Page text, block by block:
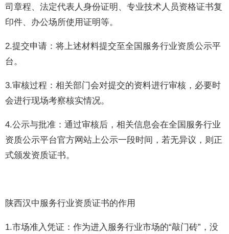
司章程、法定代表人身份证明、专业技术人员资格证书复
印件、办公场所使用证明等。
2.提交申请：将上述材料提交至全国服务行业资质公示平
台。
3.审核过程：相关部门会对提交的资料进行审核，必要时
会进行现场考察核实情况。
4.公示与批准：通过审核后，相关信息会在全国服务行业
资质公示平台官方网站上公示一段时间，若无异议，则正
式颁发资质证书。
陕西汉中服务行业资质证书的作用
1.市场准入凭证：作为进入服务行业市场的“敲门砖”，没